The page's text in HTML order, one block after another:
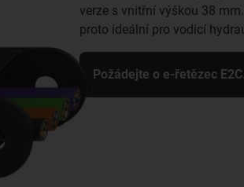
verze s vnitřní výškou 38
proto ideální pro vodicí
Požádejte o e-řetězec